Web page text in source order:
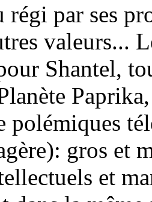
régi par ses
valeurs...
Shantel,
polémiques
gros et
et